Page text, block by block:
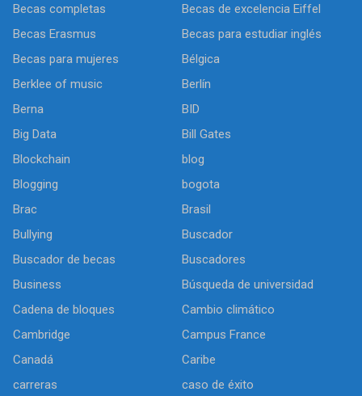
Becas completas
Becas de excelencia Eiffel
Becas Erasmus
Becas para estudiar inglés
Becas para mujeres
Bélgica
Berklee of music
Berlín
Berna
BID
Big Data
Bill Gates
Blockchain
blog
Blogging
bogota
Brac
Brasil
Bullying
Buscador
Buscador de becas
Buscadores
Business
Búsqueda de universidad
Cadena de bloques
Cambio climático
Cambridge
Campus France
Canadá
Caribe
carreras
caso de éxito